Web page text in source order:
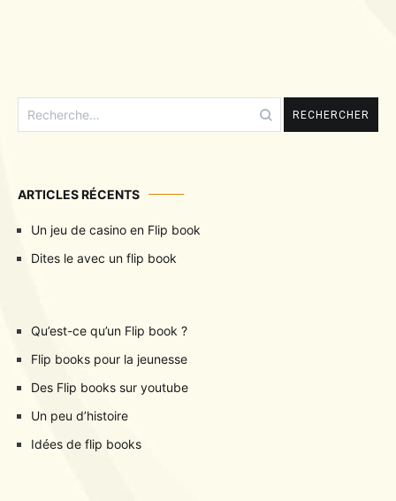
ARTICLES RÉCENTS
Un jeu de casino en Flip book
Dites le avec un flip book
Qu’est-ce qu’un Flip book ?
Flip books pour la jeunesse
Des Flip books sur youtube
Un peu d’histoire
Idées de flip books